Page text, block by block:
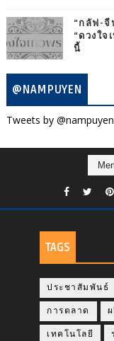
“กลัฟ-จี
“ดวงใ
นี้
@NAMPUYEN
Tweets by @nampuyen
TAGS
ประชาสัมพันธ์
การตลาด
เทคโนโลยี